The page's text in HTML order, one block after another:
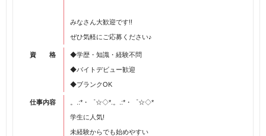
みなさん大歓迎です!!
ぜひ気軽にご応募ください♪
資 格 ◆学歴・知識・経験不問
◆バイトデビュー歓迎
◆ブランクOK
仕事内容 。.:*・゜☆◇*.。.:*・゜☆◇*
学生に人気!
未経験からでも始めやすい